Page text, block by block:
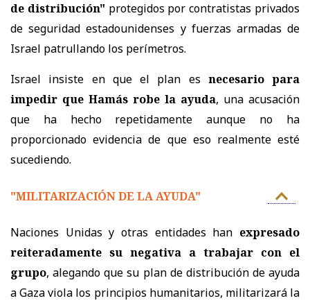
de distribución" protegidos por contratistas privados
de seguridad estadounidenses y fuerzas armadas de
Israel patrullando los perímetros.
Israel insiste en que el plan es necesario para
impedir que Hamás robe la ayuda, una acusación
que ha hecho repetidamente aunque no ha
proporcionado evidencia de que eso realmente esté
sucediendo.
"MILITARIZACIÓN DE LA AYUDA"
Naciones Unidas y otras entidades han expresado
reiteradamente su negativa a trabajar con el
grupo, alegando que su plan de distribución de ayuda
a Gaza viola los principios humanitarios, militarizará la